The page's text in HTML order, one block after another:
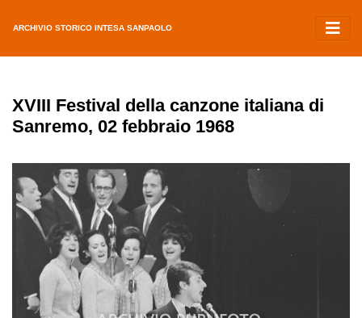
ARCHIVIO STORICO INTESA SANPAOLO
XVIII Festival della canzone italiana di
Sanremo, 02 febbraio 1968